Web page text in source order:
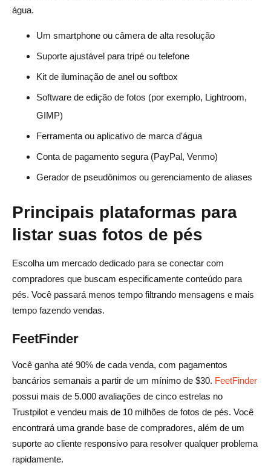
água.
Um smartphone ou câmera de alta resolução
Suporte ajustável para tripé ou telefone
Kit de iluminação de anel ou softbox
Software de edição de fotos (por exemplo, Lightroom,
GIMP)
Ferramenta ou aplicativo de marca d'água
Conta de pagamento segura (PayPal, Venmo)
Gerador de pseudônimos ou gerenciamento de aliases
Principais plataformas para
listar suas fotos de pés
Escolha um mercado dedicado para se conectar com
compradores que buscam especificamente conteúdo para
pés. Você passará menos tempo filtrando mensagens e mais
tempo fazendo vendas.
FeetFinder
Você ganha até 90% de cada venda, com pagamentos
bancários semanais a partir de um mínimo de $30. FeetFinder
possui mais de 5.000 avaliações de cinco estrelas no
Trustpilot e vendeu mais de 10 milhões de fotos de pés. Você
encontrará uma grande base de compradores, além de um
suporte ao cliente responsivo para resolver qualquer problema
rapidamente.